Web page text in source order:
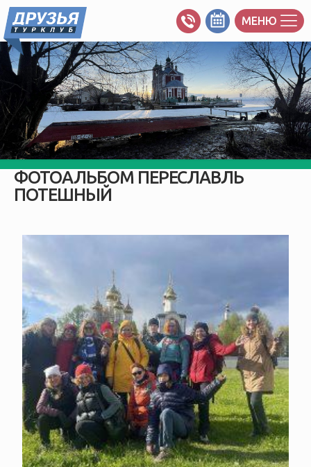
МЕНЮ
ФОТОАЛЬБОМ ПЕРЕСЛАВЛЬ
ПОТЕШНЫЙ